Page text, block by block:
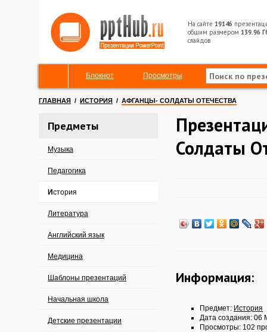
На сайте 19146
общим размером 139.96
слайдов
Блокнот Просмотры
ГЛАВНАЯ / ИСТОРИЯ / АФГАНЦЫ- СОЛДАТЫ ОТЕЧЕСТВА
Предметы
Музыка
Педагогика
История
Литература
Английский язык
Медицина
Шаблоны презентаций
Начальная школа
Детские презентации
Солдаты
Информация:
Предмет: История
Дата создания: 06
Просмотры: 102